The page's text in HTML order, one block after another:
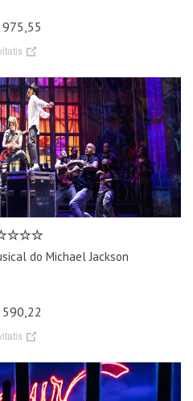
975,55
do Michael Jackson
590,22